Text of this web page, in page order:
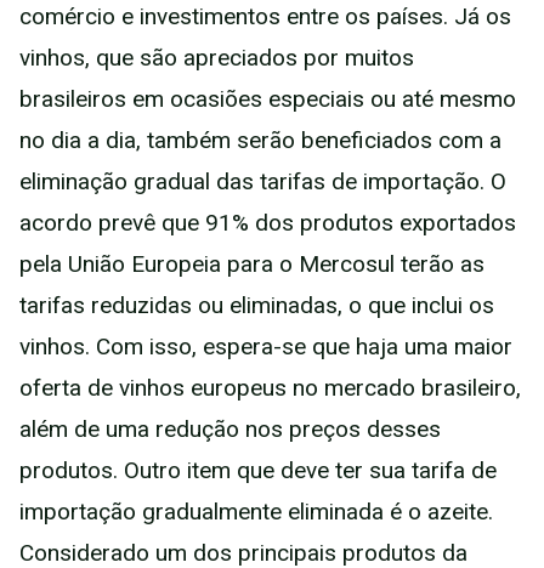
comércio e investimentos entre os países. Já os
vinhos, que são apreciados por muitos
brasileiros em ocasiões especiais ou até mesmo
no dia a dia, também serão beneficiados com a
eliminação gradual das tarifas de importação. O
acordo prevê que 91% dos produtos exportados
pela União Europeia para o Mercosul terão as
tarifas reduzidas ou eliminadas, o que inclui os
vinhos. Com isso, espera-se que haja uma maior
oferta de vinhos europeus no mercado brasileiro,
além de uma redução nos preços desses
produtos. Outro item que deve ter sua tarifa de
importação gradualmente eliminada é o azeite.
Considerado um dos principais produtos da